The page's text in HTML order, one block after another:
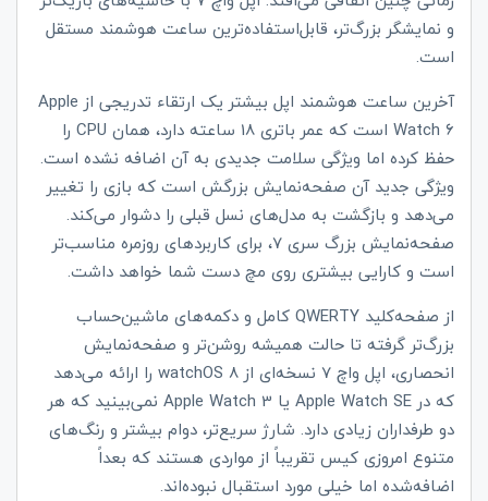
و نمایشگر بزرگ‌تر، قابل‌استفاده‌ترین ساعت هوشمند مستقل
است.
آخرین ساعت هوشمند اپل بیشتر یک ارتقاء تدریجی از Apple
Watch 6 است که عمر باتری 18 ساعته دارد، همان CPU را
حفظ کرده اما ویژگی سلامت جدیدی به آن اضافه نشده است.
ویژگی جدید آن صفحه‌نمایش بزرگش است که بازی را تغییر
می‌دهد و بازگشت به مدل‌های نسل قبلی را دشوار می‌کند.
صفحه‌نمایش بزرگ سری 7، برای کاربردهای روزمره مناسب‌تر
است و کارایی بیشتری روی مچ دست شما خواهد داشت.
از صفحه‌کلید QWERTYکامل و دکمه‌های ماشین‌حساب
بزرگ‌تر گرفته تا حالت همیشه روشن‌تر و صفحه‌نمایش
انحصاری، اپل واچ 7 نسخه‌ای از
watchOS 8 را ارائه می‌دهد
که در Apple Watch SE یا Apple Watch 3 نمی‌بینید که هر
دو طرفداران زیادی دارد. شارژ سریع‌تر، دوام بیشتر و رنگ‌های
متنوع امروزی کیس تقریباً از مواردی هستند که بعداً
اضافه‌شده اما خیلی مورد استقبال نبوده‌اند.